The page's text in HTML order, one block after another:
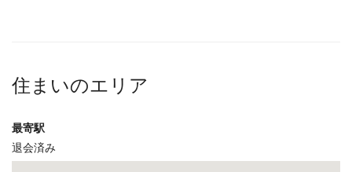
住まいのエリア
最寄駅
退会済み